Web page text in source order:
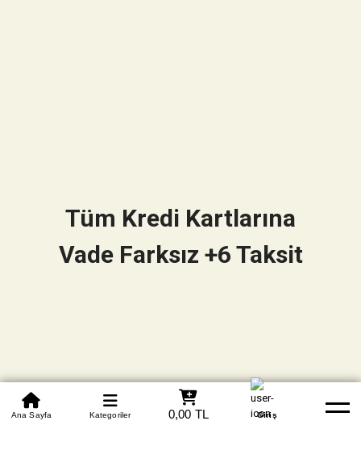
0850 305 09 70
Beden Tablosu Banka Hesapları Whatsapp Yardım
Ana Sayfa Kategoriler 0,00 TL Giriş
Tüm Kredi Kartlarına
Vade Farksız +6 Taksit